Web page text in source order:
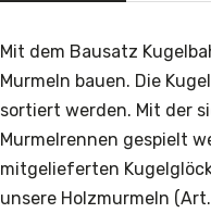
Mit dem Bausatz
Murmeln bauen. Die
sortiert werden. Mit der
Murmelrennen gespielt
mitgelieferten
unsere Holzmurmeln